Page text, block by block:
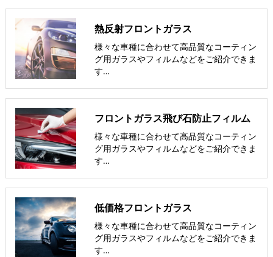
熱反射フロントガラス
様々な車種に合わせて高品質なコーティン
グ用ガラスやフィルムなどをご紹介できま
す…
フロントガラス飛び石防止フィルム
様々な車種に合わせて高品質なコーティン
グ用ガラスやフィルムなどをご紹介できま
す…
低価格フロントガラス
様々な車種に合わせて高品質なコーティン
グ用ガラスやフィルムなどをご紹介できま
す…